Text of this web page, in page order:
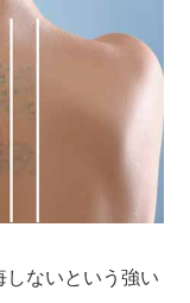
しないという強い